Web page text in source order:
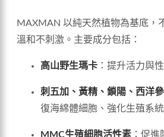
MAXMAN 以純天然植物為基底，
溫和不刺激。主要成分包括：
高山野生瑪卡 ：提升活力與
刺五加、黃精、鎖陽、西洋參
復海綿體細胞、強化生殖系統
MMC生殖細胞活性素 ：促